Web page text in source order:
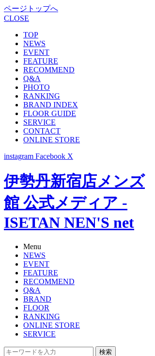
ページトップへ
CLOSE
TOP
NEWS
EVENT
FEATURE
RECOMMEND
Q&A
PHOTO
RANKING
BRAND INDEX
FLOOR GUIDE
SERVICE
CONTACT
ONLINE STORE
instagram Facebook X
伊勢丹新宿店メンズ
館 公式メディア -
ISETAN NEN'S net
Menu
NEWS
EVENT
FEATURE
RECOMMEND
Q&A
BRAND
FLOOR
RANKING
ONLINE STORE
SERVICE
検索